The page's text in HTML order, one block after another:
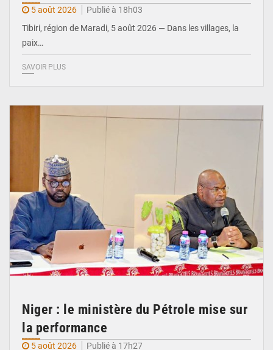
5 août 2026
Publié à 18h03
Tibiri, région de Maradi, 5 août 2026 — Dans les villages, la
paix…
SAVOIR PLUS
Niger : le ministère du Pétrole mise sur
la performance
5 août 2026 Publié à 17h27